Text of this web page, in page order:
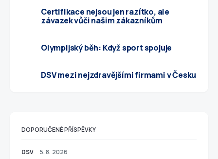
Certifikace nejsou jen razítko, ale
závazek vůči našim zákazníkům
Olympijský běh: Když sport spojuje
DSV mezi nejzdravějšími firmami v Česku
DOPORUČENÉ PŘÍSPĚVKY
DSV 5. 8. 2026